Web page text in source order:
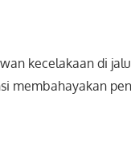
kecelakaan di
membahayakan